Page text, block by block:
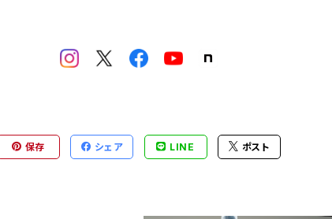
保存 シェア LINE ポスト